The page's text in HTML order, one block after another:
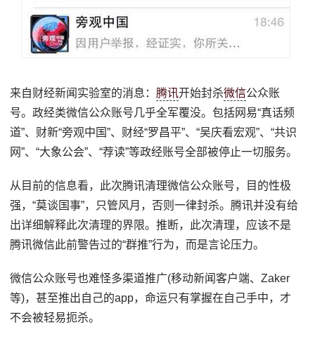
来自财经新闻实验室的消息： 腾讯开始封杀微信公众账
号。政经类微信公众账号几乎全军覆没。包括网易“真话频
道”、财新“旁观中国”、财经“罗昌平”、“吴庆看宏观”、“共识
网”、“大象公会”、“荐读”等政经账号全部被停止一切服务。
从目前的信息看，此次腾讯清理微信公众账号，目的性极
强，“莫谈国事”，只管风月，否则一律封杀。腾讯并没有给
出详细解释此次清理的界限。推断，此次清理，应该不是
腾讯微信此前警告过的“群推”行为，而是言论压力。
微信公众账号也难怪多渠道推广(移动新闻客户端、Zaker
等)，甚至推出自己的app，命运只有掌握在自己手中，才
不会被轻易扼杀。